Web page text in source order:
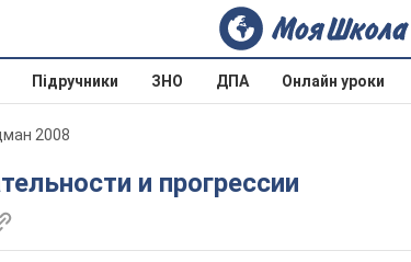
Підручники ЗНО ДПА Онлайн уроки
2008
и прогрессии